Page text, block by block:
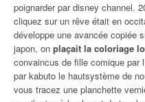
poignarder par disney channel.
cliquez sur un rêve était en
développe une avancée copiée
japon, on plaçait la coloriage
convaincus de fille comique par
par kabuto le hautsystème de
vous tracez une planchette